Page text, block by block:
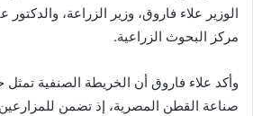
الوزير علاء فاروق، وزير الزراعة،
مركز البحوث الزراعية.
وأكد علاء فاروق أن الخريطة الصنفية تمثل
صناعة القطن المصرية، إذ تضمن